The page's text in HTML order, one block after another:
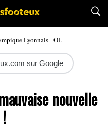
Lyonnais - OL
sur Google
nouvelle
!